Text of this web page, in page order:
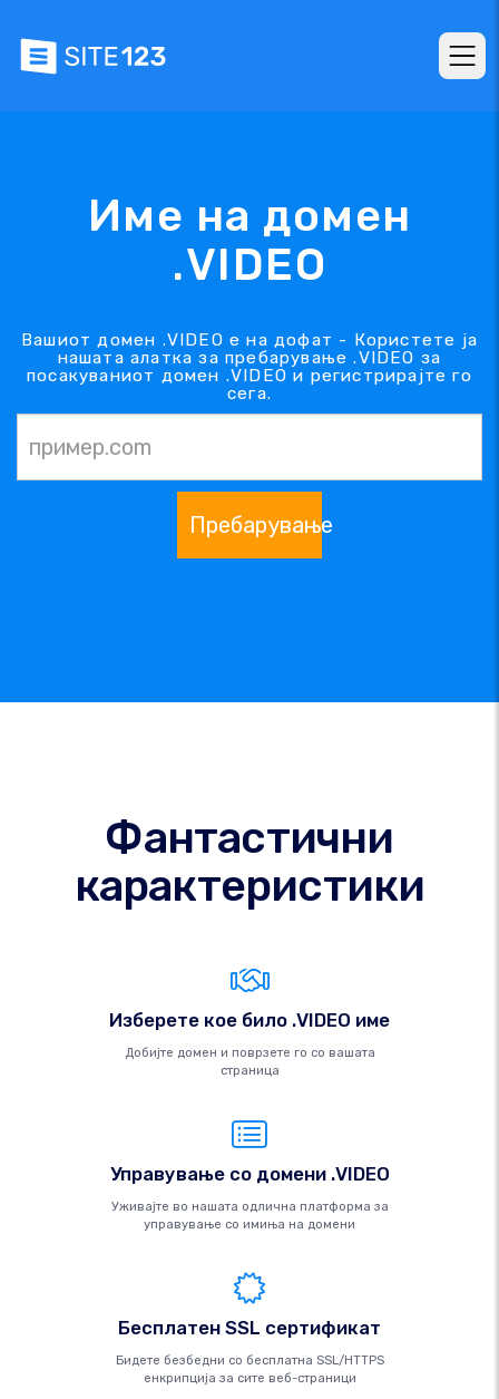
Име на домен
.VIDEO
Вашиот домен .VIDEO е на дофат - Користете ја
нашата алатка за пребарување .VIDEO за
посакуваниот домен .VIDEO и регистрирајте го
сега.
Пребарување
Фантастични
карактеристики
Изберете кое било .VIDEO име
Добијте домен и поврзете го со вашата
страница
Управување со домени .VIDEO
Уживајте во нашата одлична платформа за
управување со имиња на домени
Бесплатен SSL сертификат
Бидете безбедни со бесплатна SSL/HTTPS
енкрипција за сите веб-страници